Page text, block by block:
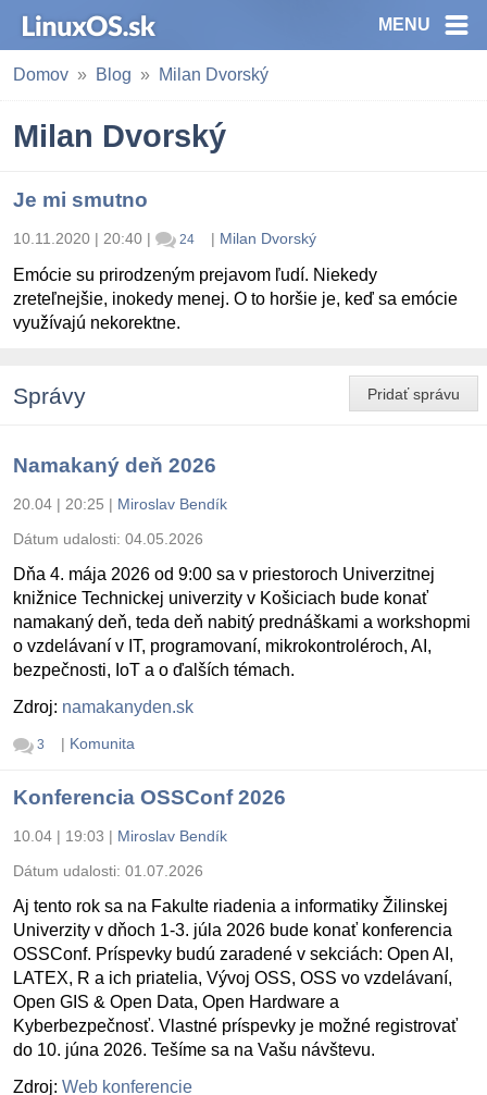
MENU
Domov Blog Milan Dvorský
Milan Dvorský
Je mi smutno
10.11.2020 | 20:40 | 24 | Milan Dvorský
Emócie su prirodzeným prejavom ľudí. Niekedy
zreteľnejšie, inokedy menej. O to horšie je, keď sa emócie
využívajú nekorektne.
Pridať správu
Správy
Namakaný deň 2026
20.04 | 20:25 | Miroslav Bendík
Dátum udalosti: 04.05.2026
Dňa 4. mája 2026 od 9:00 sa v priestoroch Univerzitnej
knižnice Technickej univerzity v Košiciach bude konať
namakaný deň, teda deň nabitý prednáškami a workshopmi
o vzdelávaní v IT, programovaní, mikrokontroléroch, AI,
bezpečnosti, IoT a o ďalších témach.
Zdroj: namakanyden.sk
3 | Komunita
Konferencia OSSConf 2026
10.04 | 19:03 | Miroslav Bendík
Dátum udalosti: 01.07.2026
Aj tento rok sa na Fakulte riadenia a informatiky Žilinskej
Univerzity v dňoch 1-3. júla 2026 bude konať konferencia
OSSConf. Príspevky budú zaradené v sekciách: Open AI,
LATEX, R a ich priatelia, Vývoj OSS, OSS vo vzdelávaní,
Open GIS & Open Data, Open Hardware a
Kyberbezpečnosť. Vlastné príspevky je možné registrovať
do 10. júna 2026. Tešíme sa na Vašu návštevu.
Zdroj: Web konferencie